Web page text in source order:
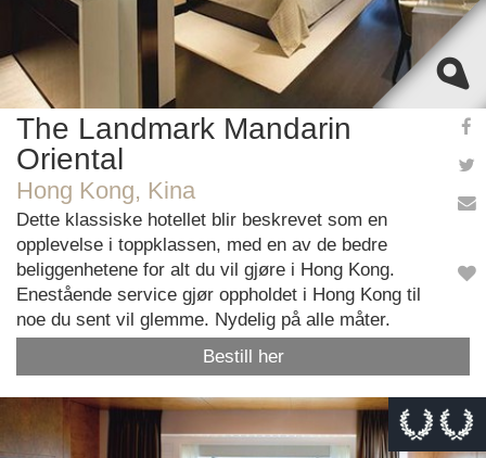
The Landmark Mandarin
Oriental
Hong Kong, Kina
Dette klassiske hotellet blir beskrevet som en
opplevelse i toppklassen, med en av de bedre
beliggenhetene for alt du vil gjøre i Hong Kong.
Enestående service gjør oppholdet i Hong Kong til
noe du sent vil glemme. Nydelig på alle måter.
Bestill her